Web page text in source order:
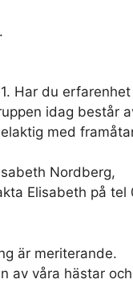
Har du
idag består
med
Nordberg,
Elisabeth på tel
är meriterande.
av våra hästar och